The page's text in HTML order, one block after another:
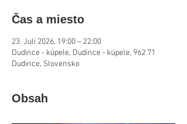
Čas a miesto
23. Juli 2026, 19:00 – 22:00
Dudince - kúpele, Dudince - kúpele, 962 71
Dudince, Slovensko
Obsah